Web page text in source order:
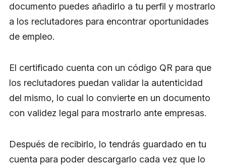
documento puedes añadirlo a tu perfil y mostrarlo
a los reclutadores para encontrar oportunidades
de empleo.
El certificado cuenta con un código QR para que
los reclutadores puedan validar la autenticidad
del mismo, lo cual lo convierte en un documento
con validez legal para mostrarlo ante empresas.
Después de recibirlo, lo tendrás guardado en tu
cuenta para poder descargarlo cada vez que lo